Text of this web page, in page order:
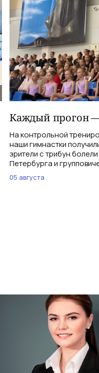
Каждый прогон
На контрольной
наши гимнастки
зрители с трибун
Петербурга и
05 августа